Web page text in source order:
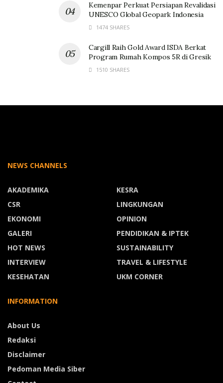
Kemenpar Perkuat Persiapan Revalidasi
UNESCO Global Geopark Indonesia
1474 SHARES
Cargill Raih Gold Award ISDA Berkat
Program Rumah Kompos 5R di Gresik
1510 SHARES
NEWS CHANNELS
AKADEMIKA
CSR
EKONOMI
GALERI
HOT NEWS
INTERVIEW
KESEHATAN
KESRA
LINGKUNGAN
OPINION
PENDIDIKAN & IPTEK
SUSTAINABILITY
TRAVEL & LIFESTYLE
UKM CORNER
INFORMATION
About Us
Redaksi
Disclaimer
Pedoman Media Siber